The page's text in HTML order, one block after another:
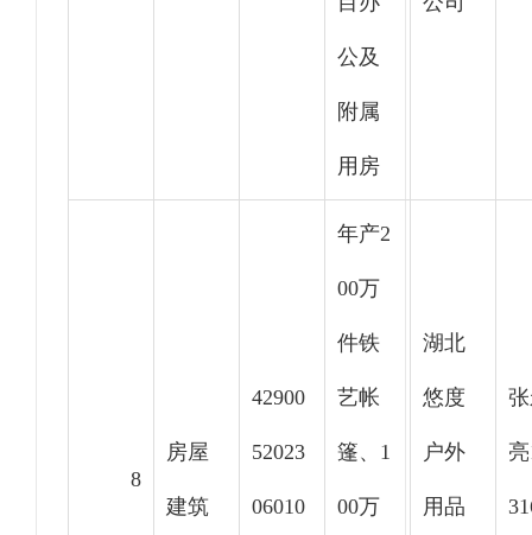
公及
附属
用房
8
房屋
建筑
42900
52023
06010
年产2
00万
件铁
艺帐
篷、1
00万
湖北
悠度
户外
用品